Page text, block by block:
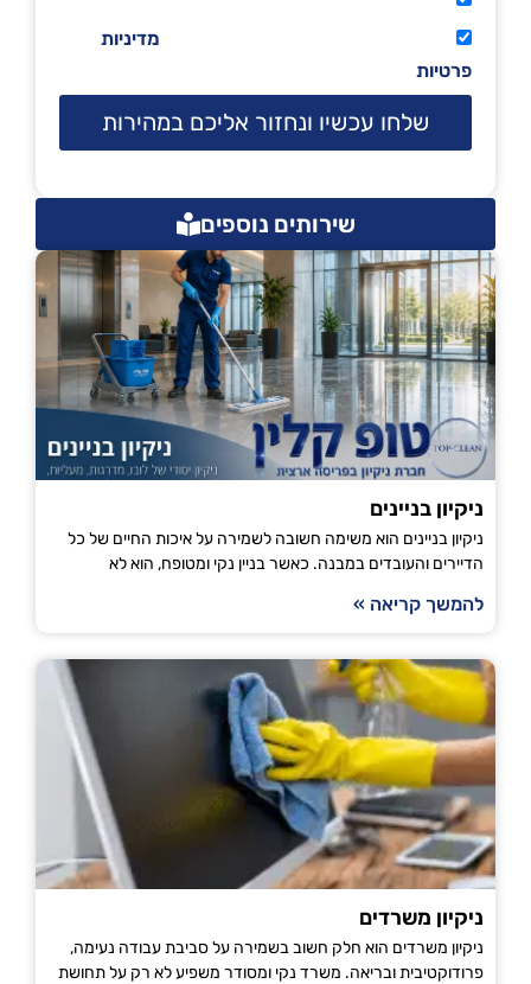
מדיניות
פרטיות
שלחו עכשיו ונחזור אליכם במהירות
שירותים נוספים
ניקיון בניינים
ניקיון בניינים הוא משימה חשובה לשמירה על איכות החיים של כל
הדיירים והעובדים במבנה. כאשר בניין נקי ומטופח, הוא לא
להמשך קריאה »
ניקיון משרדים
ניקיון משרדים הוא חלק חשוב בשמירה על סביבת עבודה נעימה,
פרודוקטיבית ובריאה. משרד נקי ומסודר משפיע לא רק על תחושת